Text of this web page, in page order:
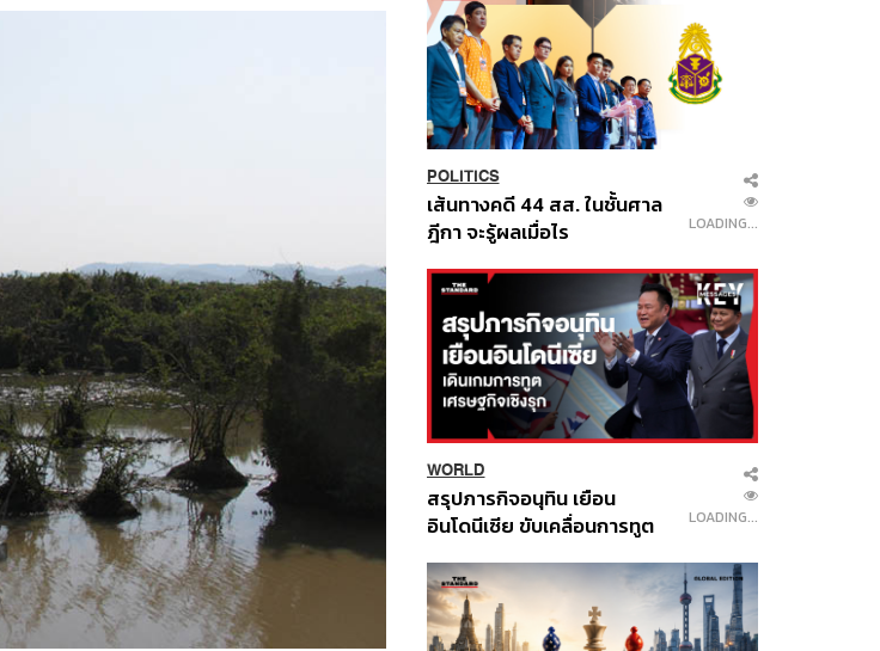
POLITICS
เส้นทางคดี 44 สส. ในชั้นศาล
ฎีกา จะรู้ผลเมื่อไร
WORLD
สรุปภารกิจอนุทิน เยือน
อินโดนีเซีย ขับเคลื่อนการทูต
ส่วนยุทธศาสตร์ไทย –
อินโดนีเซีย